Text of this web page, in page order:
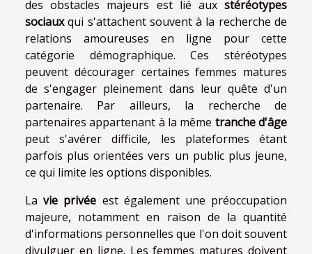
des obstacles majeurs est lié aux stéréotypes
sociauxqui s'attachent souvent à la recherche de
relations amoureuses en ligne pour cette
catégorie démographique. Ces stéréotypes
peuvent décourager certaines femmes matures
de s'engager pleinement dans leur quête d'un
partenaire. Par ailleurs, la recherche de
partenaires appartenant à la même tranche d'âge
peut s'avérer difficile, les plateformes étant
parfois plus orientées vers un public plus jeune,
ce qui limite les options disponibles.
Lavie privée est également une préoccupation
majeure, notamment en raison de la quantité
d'informations personnelles que l'on doit souvent
divulguer en ligne. Les femmes matures doivent